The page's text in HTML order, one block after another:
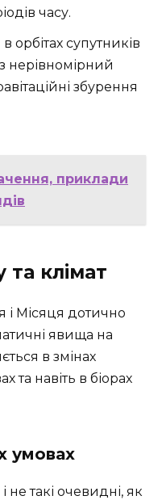
часу.
орбітах супутників
нерівномірний
збурення
приклади
клімат
і Місяця дотично
явища на
в змінах
та навіть в біорах
умовах
такі очевидні, як